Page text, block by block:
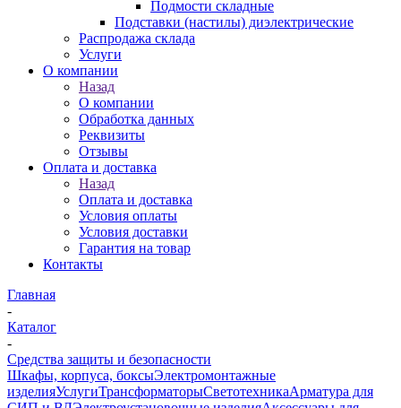
Подмости складные
Подставки (настилы) диэлектрические
Распродажа склада
Услуги
О компании
Назад
О компании
Обработка данных
Реквизиты
Отзывы
Оплата и доставка
Назад
Оплата и доставка
Условия оплаты
Условия доставки
Гарантия на товар
Контакты
Главная
-
Каталог
-
Средства защиты и безопасности
Шкафы, корпуса, боксыЭлектромонтажные
изделияУслугиТрансформаторыСветотехникаАрматура для